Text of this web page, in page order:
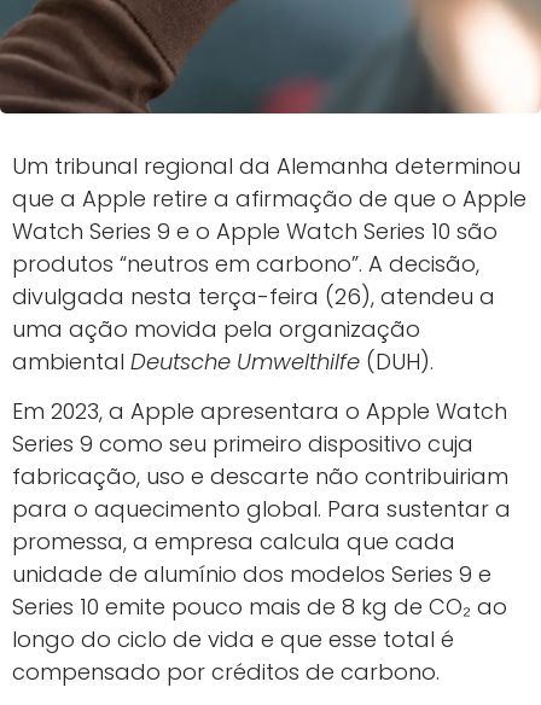
Um tribunal regional da Alemanha determinou
que a Apple retire a afirmação de que o Apple
Watch Series 9 e o Apple Watch Series 10 são
produtos “neutros em carbono”. A decisão,
divulgada nesta terça-feira (26), atendeu a
uma ação movida pela organização
ambiental Deutsche Umwelthilfe (DUH).
Em 2023, a Apple apresentara o Apple Watch
Series 9 como seu primeiro dispositivo cuja
fabricação, uso e descarte não contribuiriam
para o aquecimento global. Para sustentar a
promessa, a empresa calcula que cada
unidade de alumínio dos modelos Series 9 e
Series 10 emite pouco mais de 8 kg de CO₂ ao
longo do ciclo de vida e que esse total é
compensado por créditos de carbono.